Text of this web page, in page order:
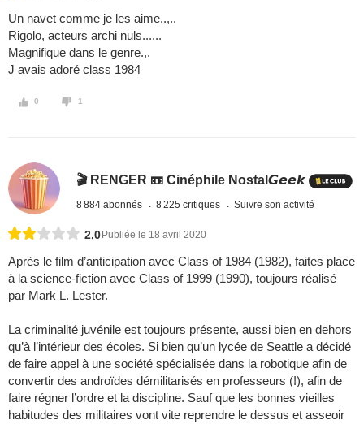
Un navet comme je les aime..,..
Rigolo, acteurs archi nuls......
Magnifique dans le genre.,.
J avais adoré class 1984
0 1
🎬 RENGER 📼 Cinéphile Nostal𝙂𝙚𝙚𝙠
8 884 abonnés 8 225 critiques Suivre son activité
2,0 Publiée le 18 avril 2020
Après le film d’anticipation avec Class of 1984 (1982), faites place
à la science-fiction avec Class of 1999 (1990), toujours réalisé
par Mark L. Lester.
La criminalité juvénile est toujours présente, aussi bien en dehors
qu’à l’intérieur des écoles. Si bien qu’un lycée de Seattle a décidé
de faire appel à une société spécialisée dans la robotique afin de
convertir des androïdes démilitarisés en professeurs (!), afin de
faire régner l’ordre et la discipline. Sauf que les bonnes vieilles
habitudes des militaires vont vite reprendre le dessus et asseoir